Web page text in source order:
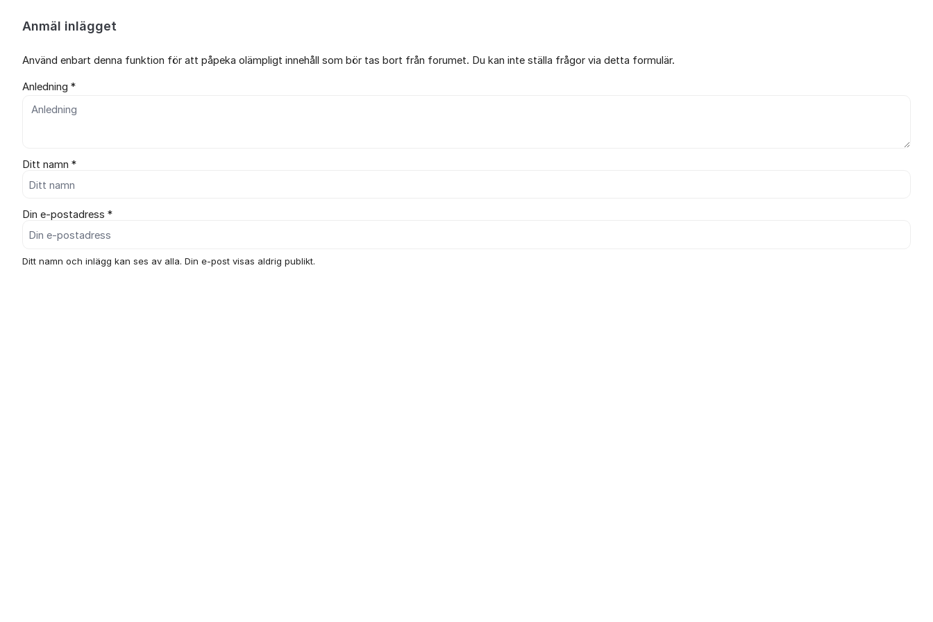
Anmäl inlägget
Använd enbart denna funktion för att påpeka olämpligt innehåll som bör tas bort från forumet. Du kan inte ställa frågor via detta formulär.
Anledning *
Ditt namn *
Din e-postadress *
Ditt namn och inlägg kan ses av alla. Din e-post visas aldrig publikt.